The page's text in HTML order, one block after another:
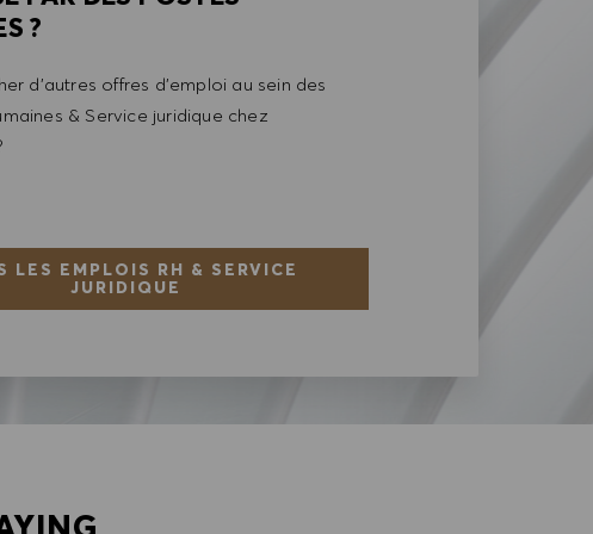
?
d'autres offres d'emploi au sein des
& Service juridique chez
LES EMPLOIS RH & SERVICE
JURIDIQUE